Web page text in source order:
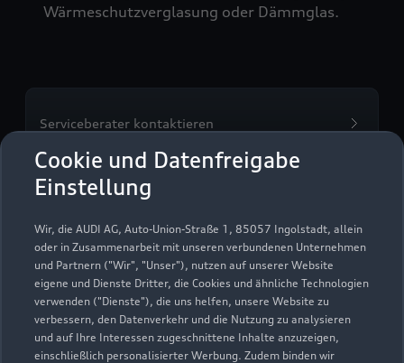
Cookie und Datenfreigabe
Einstellung
Wir, die AUDI AG, Auto-Union-Straße 1, 85057 Ingolstadt, allein
oder in Zusammenarbeit mit unseren verbundenen Unternehmen
und Partnern ("Wir", "Unser"), nutzen auf unserer Website
eigene und Dienste Dritter, die Cookies und ähnliche Technologien
verwenden ("Dienste"), die uns helfen, unsere Website zu
verbessern, den Datenverkehr und die Nutzung zu analysieren
und auf Ihre Interessen zugeschnittene Inhalte anzuzeigen,
einschließlich personalisierter Werbung. Zudem binden wir
Wärmeschutzverglasung oder Dämmglas.
Serviceberater kontaktieren
Autohaus Erdle e.K.
Servicepartner e-tron